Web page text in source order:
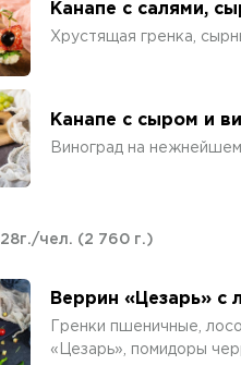
Канапе с салями,
Хрустящая гренка,
Канапе с сыром и
Виноград на
28г./чел. (2 760 г.)
Веррин «Цезарь» с
Гренки пшеничные,
«Цезарь», помидоры